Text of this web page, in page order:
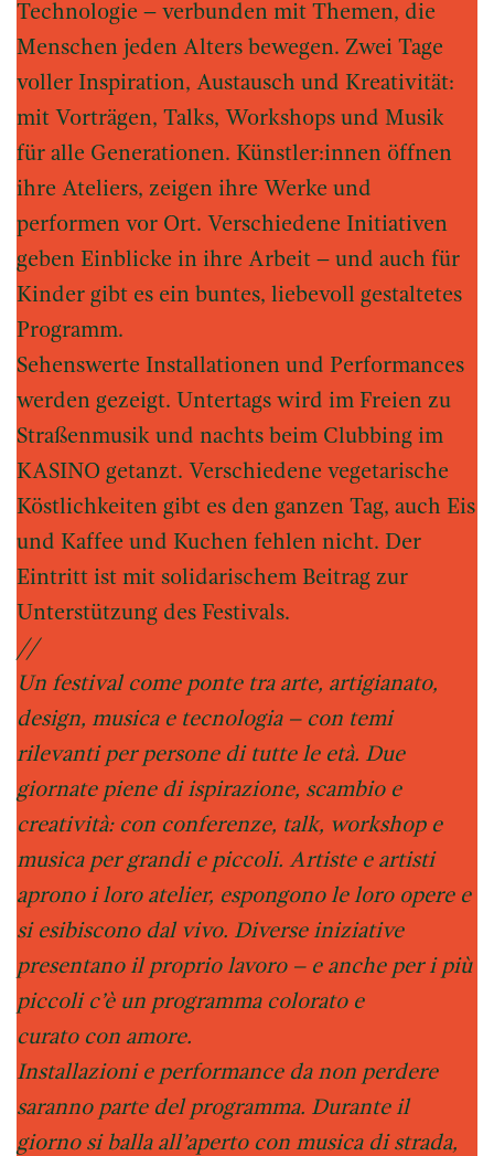
Technologie – verbunden mit Themen, die
Menschen jeden Alters bewegen. Zwei Tage
voller Inspiration, Austausch und Kreativität:
mit Vorträgen, Talks, Workshops und Musik
für alle Generationen. Künstler:innen öffnen
ihre Ateliers, zeigen ihre Werke und
performen vor Ort. Verschiedene Initiativen
geben Einblicke in ihre Arbeit – und auch für
Kinder gibt es ein buntes, liebevoll gestaltetes
Programm.
Sehenswerte Installationen und Performances
werden gezeigt. Untertags wird im Freien zu
Straßenmusik und nachts beim Clubbing im
KASINO getanzt. Verschiedene vegetarische
Köstlichkeiten gibt es den ganzen Tag, auch Eis
und Kaffee und Kuchen fehlen nicht. Der
Eintritt ist mit solidarischem Beitrag zur
Unterstützung des Festivals.
//
Un festival come ponte tra arte, artigianato,
design, musica e tecnologia – con temi
rilevanti per persone di tutte le età. Due
giornate piene di ispirazione, scambio e
creatività: con conferenze, talk, workshop e
musica per grandi e piccoli. Artiste e artisti
aprono i loro atelier, espongono le loro opere e
si esibiscono dal vivo. Diverse iniziative
presentano il proprio lavoro – e anche per i più
piccoli c’è un programma colorato e
curato con amore.
Installazioni e performance da non perdere
saranno parte del programma. Durante il
giorno si balla all’aperto con musica di strada,